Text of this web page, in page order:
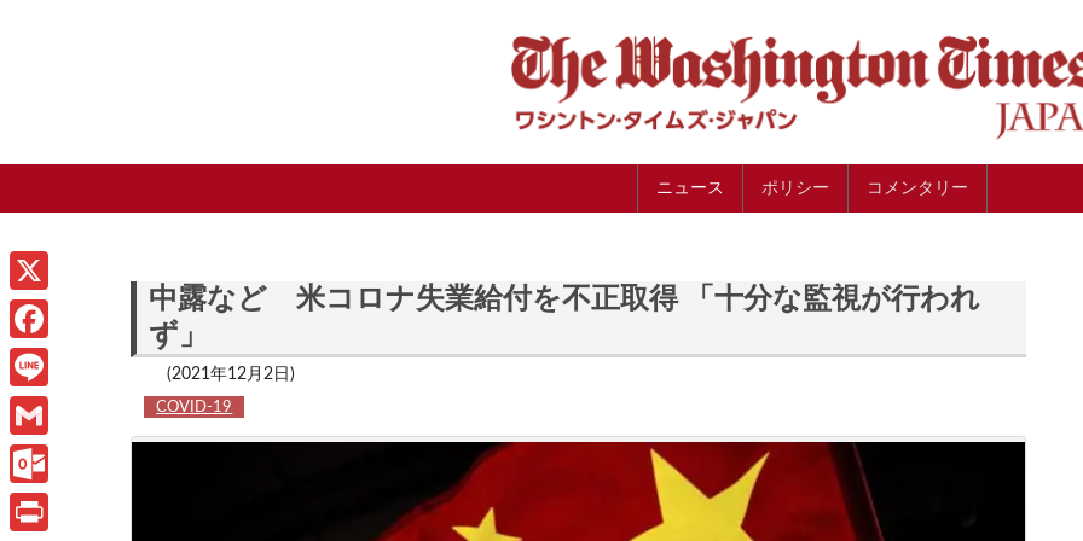
ニュース ポリシー コメンタリー
中露など 米コロナ失業給付を不正取得 「十分な監視が行われ
ず」
(2021年12月2日)
COVID-19
X
F
a
c
e
b
L
i
n
e
G
m
a
O